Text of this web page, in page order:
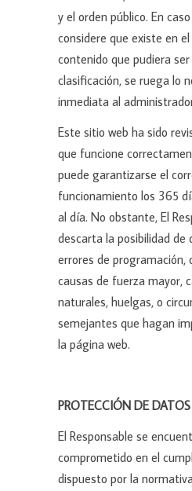
y el orden público. En
considere que existe en
contenido que pudiera
clasificación, se ruega lo
inmediata al
Este sitio web ha sido
que funcione
puede garantizarse el
funcionamiento los 365
al día. No obstante, El
descarta la posibilidad de
errores de programación,
causas de fuerza mayor,
naturales, huelgas, o
semejantes que hagan
la página web.
PROTECCIÓN DE DATOS
El Responsable se
comprometido en el
dispuesto por la